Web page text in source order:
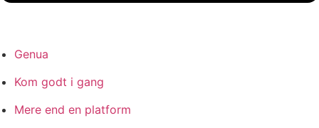
Genua
Kom godt i gang
Mere end en platform